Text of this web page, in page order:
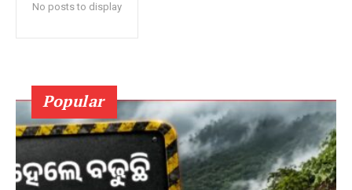
No posts to display
Popular